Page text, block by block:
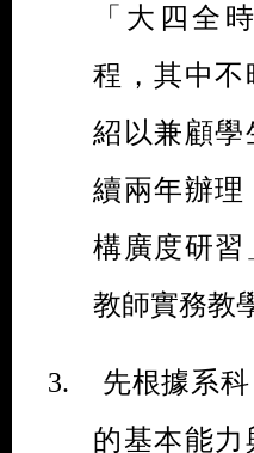
「大四全
程，其中不
紹以兼顧學
續兩年辦理
構廣度研習
教師實務教
3. 先根據系
的基本能力